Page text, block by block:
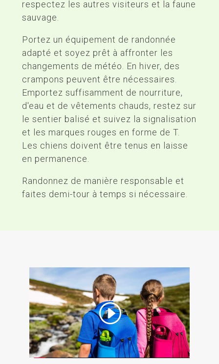
respectez les autres visiteurs et la faune
sauvage.
Portez un équipement de randonnée
adapté et soyez prêt à affronter les
changements de météo. En hiver, des
crampons peuvent être nécessaires.
Emportez suffisamment de nourriture,
d'eau et de vêtements chauds, restez sur
le sentier balisé et suivez la signalisation
et les marques rouges en forme de T.
Les chiens doivent être tenus en laisse
en permanence.
Randonnez de manière responsable et
faites demi-tour à temps si nécessaire.